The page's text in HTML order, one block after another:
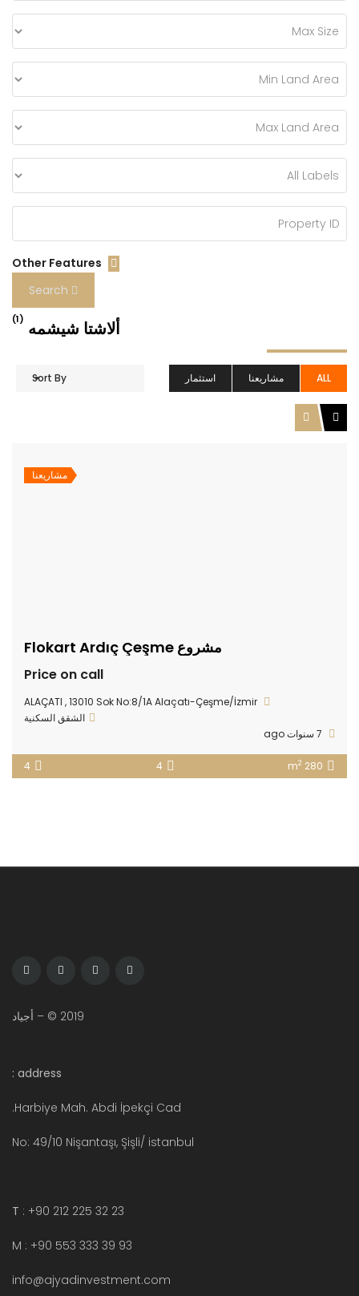
ألاشتا شيشمه (1)
ALL مشاريعنا استثمار Sort By
مشاريعنا
مشروع Flokart Ardıç Çeşme
Price on call
ALAÇATI , 13010 Sok No:8/1A Alaçatı-Çeşme/İzmir
الشقق السكنية
280 m
2
4
4
2019 © – أجياد
address :
Harbiye Mah. Abdi İpekçi Cad.
No: 49/10 Nişantaşı, Şişli/ istanbul
T : +90 212 225 32 23
M : +90 553 333 39 93
info@ajyadinvestment.com